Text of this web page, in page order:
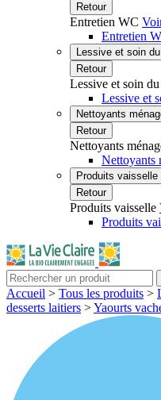
Retour
Entretien WC
Entretien
Lessive et soin
Retour
Lessive et soin
Lessive et
Nettoyants
Retour
Nettoyants
Nettoyants
Produits vaisselle
Retour
Produits vaisselle
Produits
Accueil > Tous les produits >
desserts laitiers >Yaourts